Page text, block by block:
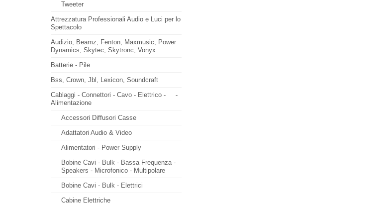
Tweeter
Attrezzatura Professionali Audio e Luci per lo
Spettacolo
Audizio, Beamz, Fenton, Maxmusic, Power
Dynamics, Skytec, Skytronc, Vonyx
Batterie - Pile
Bss, Crown, Jbl, Lexicon, Soundcraft
-
Cablaggi - Connettori - Cavo - Elettrico -
Alimentazione
Accessori Diffusori Casse
Adattatori Audio & Video
Alimentatori - Power Supply
Bobine Cavi - Bulk - Bassa Frequenza -
Speakers - Microfonico - Multipolare
Bobine Cavi - Bulk - Elettrici
Cabine Elettriche